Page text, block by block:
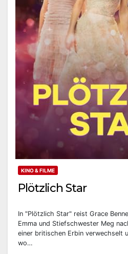
KINO & FILME
Plötzlich Star
In "Plötzlich Star" reist Grace
Emma und Stiefschwester Meg
einer britischen Erbin verwechselt
wo…